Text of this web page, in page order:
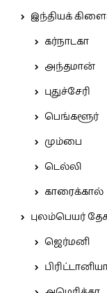
இந்தியக்
கர்நாடகா
அந்தமான்
புதுச்சேரி
பெங்களூர்
மும்பை
டெல்லி
காரைக்கால்
புலம்பெயர்
ஜெர்மனி